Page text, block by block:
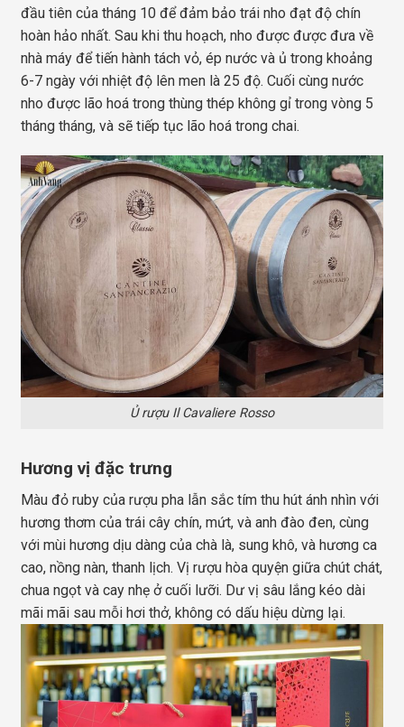
đầu tiên của tháng 10 để đảm bảo trái nho đạt độ chín
hoàn hảo nhất. Sau khi thu hoạch, nho được được đưa về
nhà máy để tiến hành tách vỏ, ép nước và ủ trong khoảng
6-7 ngày với nhiệt độ lên men là 25 độ. Cuối cùng nước
nho được lão hoá trong thùng thép không gỉ trong vòng 5
tháng tháng, và sẽ tiếp tục lão hoá trong chai.
Ủ rượu Il Cavaliere Rosso
Hương vị đặc trưng
Màu đỏ ruby của rượu pha lẫn sắc tím thu hút ánh nhìn với
hương thơm của trái cây chín, mứt, và anh đào đen, cùng
với mùi hương dịu dàng của chà là, sung khô, và hương ca
cao, nồng nàn, thanh lịch. Vị rượu hòa quyện giữa chút chát,
chua ngọt và cay nhẹ ở cuối lưỡi. Dư vị sâu lắng kéo dài
mãi mãi sau mỗi hơi thở, không có dấu hiệu dừng lại.